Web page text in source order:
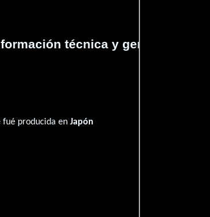
técnica y general
fué producida enJapón